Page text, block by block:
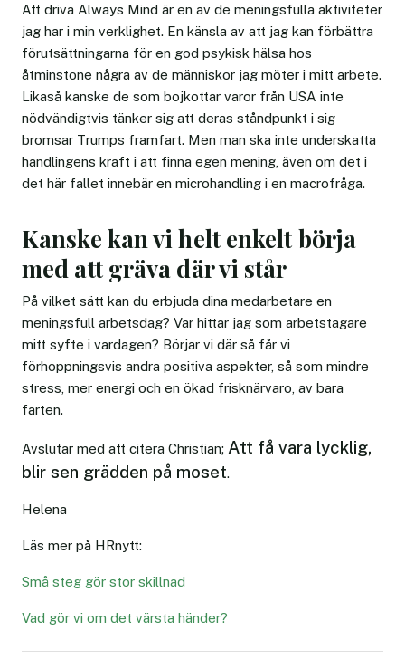
Att driva Always Mind är en av de meningsfulla aktiviteter
jag har i min verklighet. En känsla av att jag kan förbättra
förutsättningarna för en god psykisk hälsa hos
åtminstone några av de människor jag möter i mitt arbete.
Likaså kanske de som bojkottar varor från USA inte
nödvändigtvis tänker sig att deras ståndpunkt i sig
bromsar Trumps framfart. Men man ska inte underskatta
handlingens kraft i att finna egen mening, även om det i
det här fallet innebär en microhandling i en macrofråga.
Kanske kan vi helt enkelt börja
med att gräva där vi står
På vilket sätt kan du erbjuda dina medarbetare en
meningsfull arbetsdag? Var hittar jag som arbetstagare
mitt syfte i vardagen? Börjar vi där så får vi
förhoppningsvis andra positiva aspekter, så som mindre
stress, mer energi och en ökad frisknärvaro, av bara
farten.
Avslutar med att citera Christian; Att få vara lycklig,
blir sen grädden på moset.
Helena
Läs mer på HRnytt:
Små steg gör stor skillnad
Vad gör vi om det värsta händer?